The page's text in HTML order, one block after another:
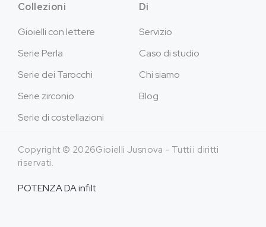
Collezioni
Gioielli con lettere
Serie Perla
Serie dei Tarocchi
Serie zirconio
Serie di costellazioni
Di
Servizio
Caso di studio
Chi siamo
Blog
Copyright © 2026Gioielli Jusnova - Tutti i diritti
riservati.
POTENZA DAinfilt